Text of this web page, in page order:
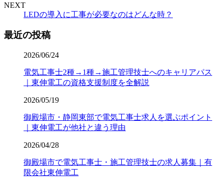
NEXT
LEDの導入に工事が必要なのはどんな時？
最近の投稿
2026/06/24
電気工事士2種→1種→施工管理技士へのキャリアパス
｜東伸電工の資格支援制度を全解説
2026/05/19
御殿場市・静岡東部で電気工事士求人を選ぶポイント
｜東伸電工が他社と違う理由
2026/04/28
御殿場市で電気工事士・施工管理技士の求人募集｜有
限会社東伸電工